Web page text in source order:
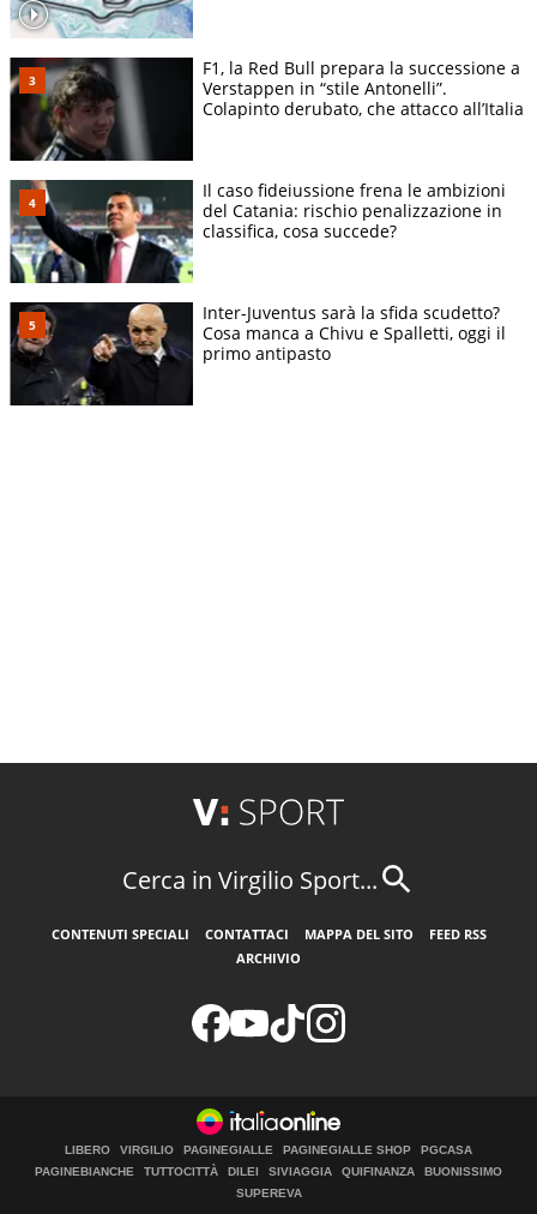
F1, la Red Bull prepara la successione a
Verstappen in “stile Antonelli”.
Colapinto derubato, che attacco all’Italia
Il caso fideiussione frena le ambizioni
del Catania: rischio penalizzazione in
classifica, cosa succede?
Inter-Juventus sarà la sfida scudetto?
Cosa manca a Chivu e Spalletti, oggi il
primo antipasto
Cerca in Virgilio Sport...
CONTENUTI SPECIALI CONTATTACI MAPPA DEL SITO
FEED RSS
ARCHIVIO
LIBERO VIRGILIO PAGINEGIALLE PAGINEGIALLE SHOP
PGCASA
PAGINEBIANCHE
TUTTOCITTÀ DILEI SIVIAGGIA QUIFINANZA
BUONISSIMO
SUPEREVA